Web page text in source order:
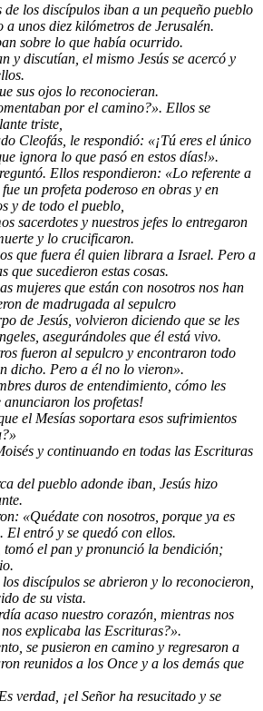
de los discípulos iban a un pequeño pueblo
unos diez kilómetros de Jerusalén.
sobre lo que había ocurrido.
y discutían, el mismo Jesús se acercó y
sus ojos lo reconocieran.
por el camino?». Ellos se
triste,
Cleofás, le respondió: «¡Tú eres el único
ignora lo que pasó en estos días!».
Ellos respondieron: «Lo referente a
un profeta poderoso en obras y en
y de todo el pueblo,
sacerdotes y nuestros jefes lo entregaron
y lo crucificaron.
que fuera él quien librara a Israel. Pero a
que sucedieron estas cosas.
mujeres que están con nosotros nos han
de madrugada al sepulcro
de Jesús, volvieron diciendo que se les
asegurándoles que él está vivo.
fueron al sepulcro y encontraron todo
dicho. Pero a él no lo vieron».
duros de entendimiento, cómo les
anunciaron los profetas!
el Mesías soportara esos sufrimientos
y continuando en todas las Escrituras
del pueblo adonde iban, Jesús hizo
«Quédate con nosotros, porque ya es
El entró y se quedó con ellos.
tomó el pan y pronunció la bendición;
discípulos se abrieron y lo reconocieron,
de su vista.
acaso nuestro corazón, mientras nos
explicaba las Escrituras?».
se pusieron en camino y regresaron a
reunidos a los Once y a los demás que
verdad, ¡el Señor ha resucitado y se